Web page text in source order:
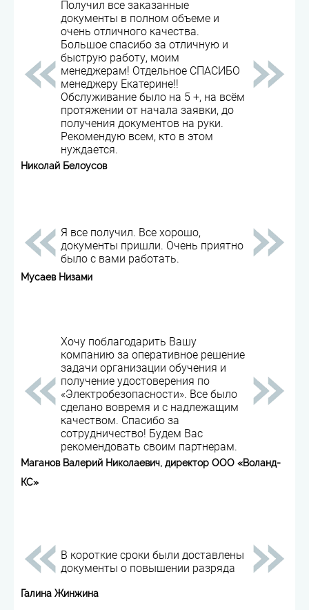
Получил все заказанные
документы в полном объеме и
очень отличного качества.
Большое спасибо за отличную и
быструю работу, моим
менеджерам! Отдельное СПАСИБО
менеджеру Екатерине!!
Обслуживание было на 5 +, на всём
протяжении от начала заявки, до
получения документов на руки.
Рекомендую всем, кто в этом
нуждается.
Николай Белоусов
Я все получил. Все хорошо,
документы пришли. Очень приятно
было с вами работать.
Мусаев Низами
Хочу поблагодарить Вашу
компанию за оперативное решение
задачи организации обучения и
получение удостоверения по
«Электробезопасности». Все было
сделано вовремя и с надлежащим
качеством. Спасибо за
сотрудничество! Будем Вас
рекомендовать своим партнерам.
Маганов Валерий Николаевич, директор ООО «Воланд-
КС»
В короткие сроки были доставлены
документы о повышении разряда
Галина Жинжина